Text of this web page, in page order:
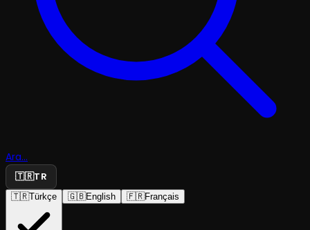
Ara...
🇹🇷TR
🇹🇷Türkçe 🇬🇧English 🇫🇷Français